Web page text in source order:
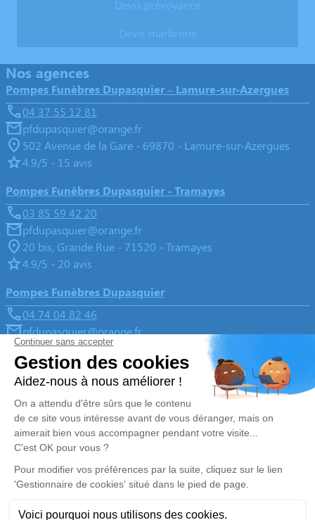
Nos agences
Pompes Funèbres Dupasquier – Lamure-sur-Azergues
04 37 55 12 81
pfdupasquier@orange.fr
502 Avenue de la Gare - 69870 - Lamure-sur-Azergues
4.9/5 - 15 avis
Pompes Funèbres Dupasquier - Tramayes
03 85 59 42 20
pfdupasquier@orange.fr
20 bis, Grande Rue - 71520 - Tramayes
4.9/5 - 20 avis
Pompes Funèbres Dupasquier
04 74 04 82 46
pfdupasquier@orange.fr
Place de la Paix, 11 route de Saint-Joseph - 69430 -
Beaujeu
4.9/5 - 172 avis
Nos Services
Organiser des obsèques
Monuments funéraires
Services aux familles
Liens utiles
Avis de décès
Demande de rendez-vous en
Nos réseaux sociaux